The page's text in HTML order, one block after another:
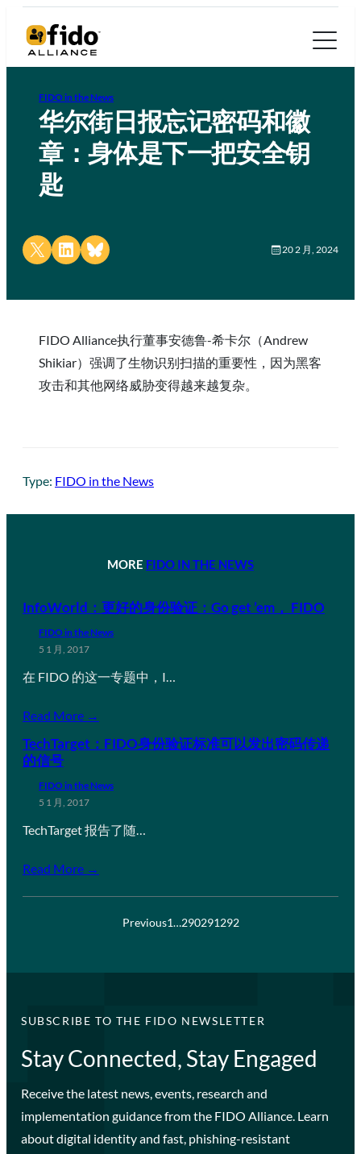
FIDO in the News
华尔街日报忘记密码和徽
章：身体是下一把安全钥
匙
Share on X Share on LinkedIn
Share on Bluesky 20 2 月, 2024
FIDO Alliance执行董事安德鲁-希卡尔（Andrew
Shikiar）强调了生物识别扫描的重要性，因为黑客
攻击和其他网络威胁变得越来越复杂。
Type: FIDO in the News
MORE FIDO IN THE NEWS
InfoWorld：更好的身份验证：Go get ’em， FIDO
FIDO in the News
5 1 月, 2017
在 FIDO 的这一专题中，I…
Read More →
TechTarget：FIDO身份验证标准可以发出密码传递
的信号
FIDO in the News
5 1 月, 2017
TechTarget 报告了随…
Read More →
Previous1…290291292
SUBSCRIBE TO THE FIDO NEWSLETTER
Stay Connected, Stay Engaged
Receive the latest news, events, research and
implementation guidance from the FIDO Alliance. Learn
about digital identity and fast, phishing-resistant